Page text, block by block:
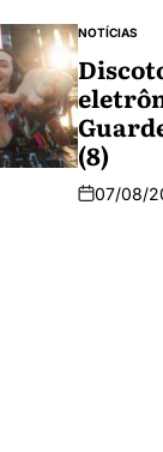
NOTÍCIAS
(8)
07/08/